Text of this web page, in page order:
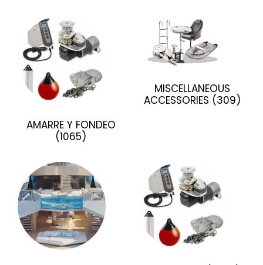
AMARRE Y FONDEO
(1065)
MISCELLANEOUS
ACCESSORIES (309)